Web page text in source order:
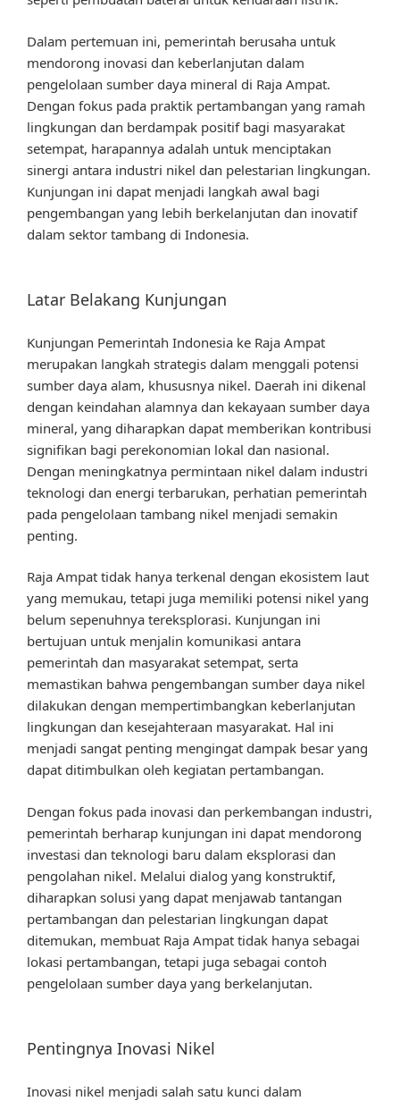
Dalam pertemuan ini, pemerintah berusaha untuk
mendorong inovasi dan keberlanjutan dalam
pengelolaan sumber daya mineral di Raja Ampat.
Dengan fokus pada praktik pertambangan yang ramah
lingkungan dan berdampak positif bagi masyarakat
setempat, harapannya adalah untuk menciptakan
sinergi antara industri nikel dan pelestarian lingkungan.
Kunjungan ini dapat menjadi langkah awal bagi
pengembangan yang lebih berkelanjutan dan inovatif
dalam sektor tambang di Indonesia.
Latar Belakang Kunjungan
Kunjungan Pemerintah Indonesia ke Raja Ampat
merupakan langkah strategis dalam menggali potensi
sumber daya alam, khususnya nikel. Daerah ini dikenal
dengan keindahan alamnya dan kekayaan sumber daya
mineral, yang diharapkan dapat memberikan kontribusi
signifikan bagi perekonomian lokal dan nasional.
Dengan meningkatnya permintaan nikel dalam industri
teknologi dan energi terbarukan, perhatian pemerintah
pada pengelolaan tambang nikel menjadi semakin
penting.
Raja Ampat tidak hanya terkenal dengan ekosistem laut
yang memukau, tetapi juga memiliki potensi nikel yang
belum sepenuhnya tereksplorasi. Kunjungan ini
bertujuan untuk menjalin komunikasi antara
pemerintah dan masyarakat setempat, serta
memastikan bahwa pengembangan sumber daya nikel
dilakukan dengan mempertimbangkan keberlanjutan
lingkungan dan kesejahteraan masyarakat. Hal ini
menjadi sangat penting mengingat dampak besar yang
dapat ditimbulkan oleh kegiatan pertambangan.
Dengan fokus pada inovasi dan perkembangan industri,
pemerintah berharap kunjungan ini dapat mendorong
investasi dan teknologi baru dalam eksplorasi dan
pengolahan nikel. Melalui dialog yang konstruktif,
diharapkan solusi yang dapat menjawab tantangan
pertambangan dan pelestarian lingkungan dapat
ditemukan, membuat Raja Ampat tidak hanya sebagai
lokasi pertambangan, tetapi juga sebagai contoh
pengelolaan sumber daya yang berkelanjutan.
Pentingnya Inovasi Nikel
Inovasi nikel menjadi salah satu kunci dalam